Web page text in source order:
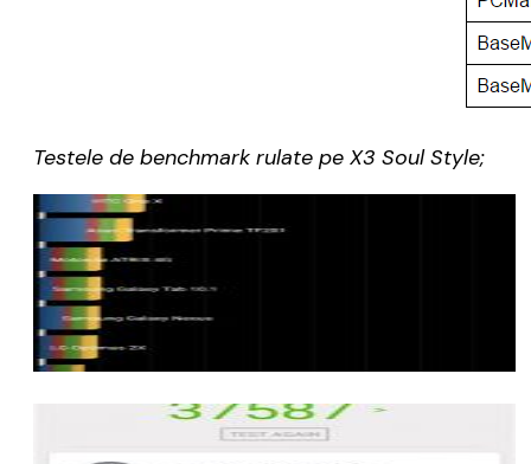
Testele de benchmark rulate pe X3 Soul Style;